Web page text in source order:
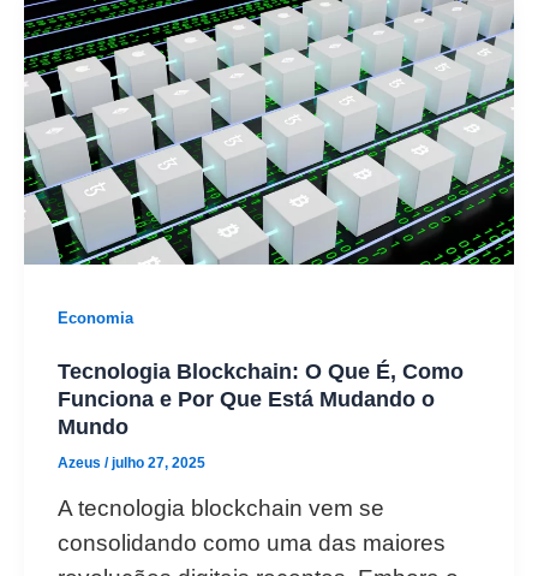
Economia
Tecnologia Blockchain: O Que É, Como
Funciona e Por Que Está Mudando o
Mundo
Azeus /julho 27, 2025
A tecnologia blockchain vem se
consolidando como uma das maiores